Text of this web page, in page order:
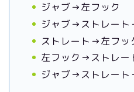
ジャブ→左フック
ジャブ→ストレー
ストレート→左フッ
左フック→ストレー
ジャブ→ストレート